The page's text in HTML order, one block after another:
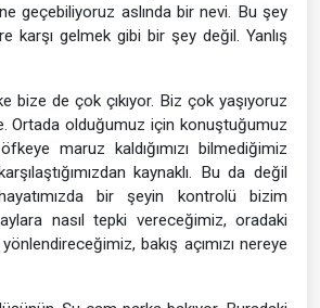
geçebiliyoruz aslında bir nevi. Bu şey
karşı gelmek gibi bir şey değil. Yanlış
bize de çok çıkıyor. Biz çok yaşıyoruz
Ortada olduğumuz için konuştuğumuz
maruz kaldığımızı bilmediğimiz
kaynaklı. Bu da değil
bir şeyin kontrolü bizim
nasıl tepki vereceğimiz, oradaki
yönlendireceğimiz, bakış açımızı nereye